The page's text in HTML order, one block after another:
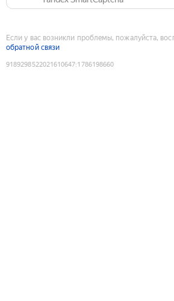
Если у вас возникли проблемы, пожалуйста,
обратной связи
9189298522021610647:1786198660